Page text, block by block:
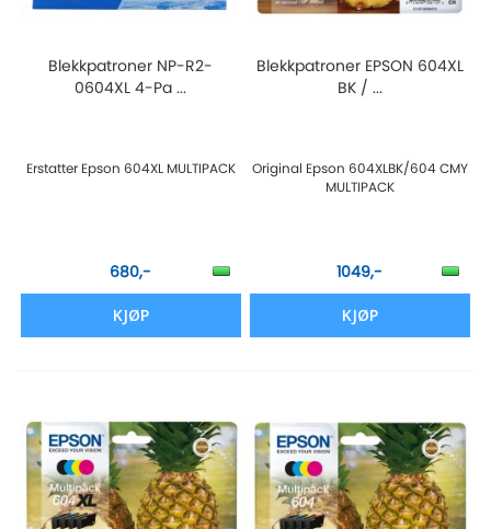
Blekkpatroner NP-R2-
0604XL 4-Pa ...
Erstatter Epson 604XL MULTIPACK
680,-
KJØP
Blekkpatroner EPSON 604XL
BK / ...
Original Epson 604XLBK/604 CMY
MULTIPACK
1049,-
KJØP